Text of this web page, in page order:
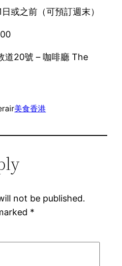
或之前（可預訂週末）
道20號 – 咖啡廳 The
美食香港
not be published.
*